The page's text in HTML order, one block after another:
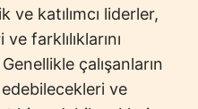
ve katılımcı liderler,
farklılıklarını
çalışanların
ve